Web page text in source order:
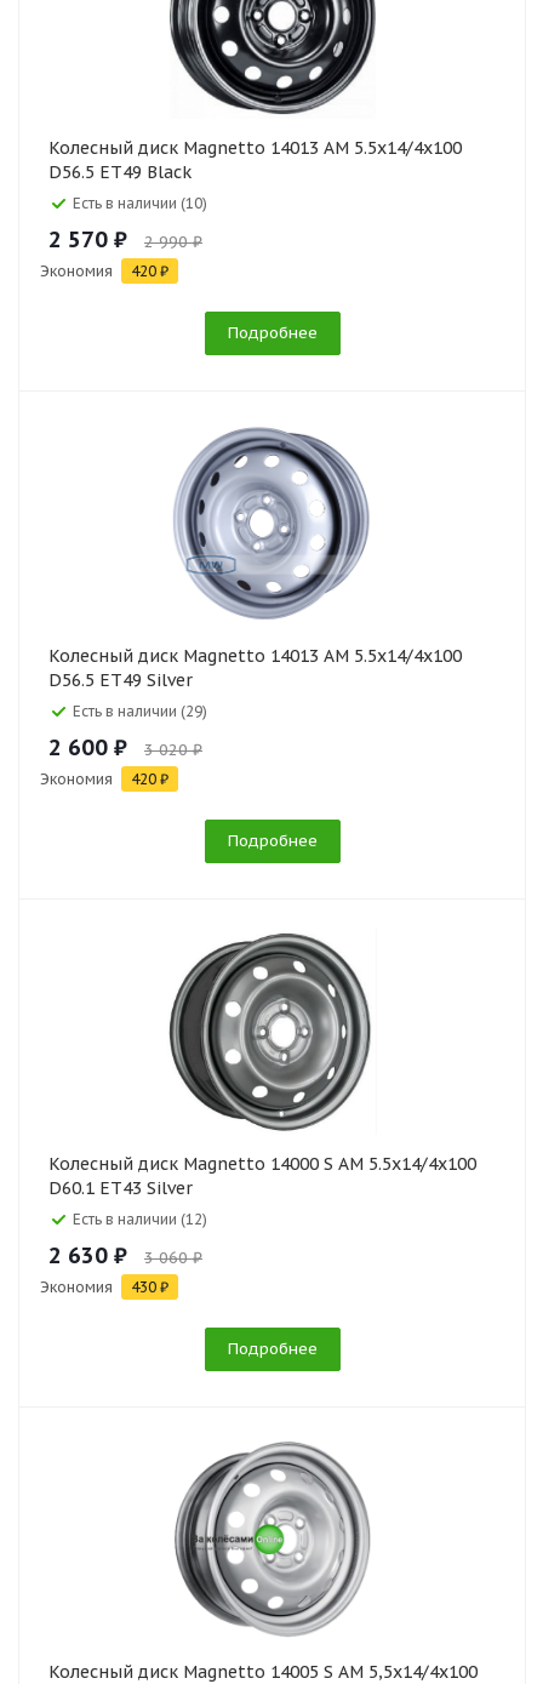
Колесный диск Magnetto 14013 AM 5.5x14/4x100
D56.5 ET49 Black
Есть в наличии (10)
2 570 ₽ 2 990 ₽
Экономия 420 ₽
Подробнее
Колесный диск Magnetto 14013 AM 5.5x14/4x100
D56.5 ET49 Silver
Есть в наличии (29)
2 600 ₽ 3 020 ₽
Экономия 420 ₽
Подробнее
Колесный диск Magnetto 14000 S AM 5.5x14/4x100
D60.1 ET43 Silver
Есть в наличии (12)
2 630 ₽ 3 060 ₽
Экономия 430 ₽
Подробнее
Колесный диск Magnetto 14005 S AM 5,5x14/4x100